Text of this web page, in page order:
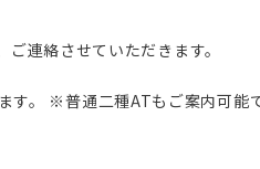
連絡させていただきます。
。 ※普通二種ATもご案内可能